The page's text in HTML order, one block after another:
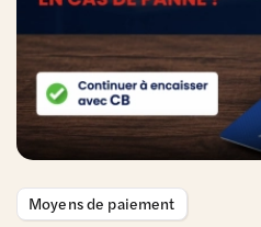
Moyens de paiement